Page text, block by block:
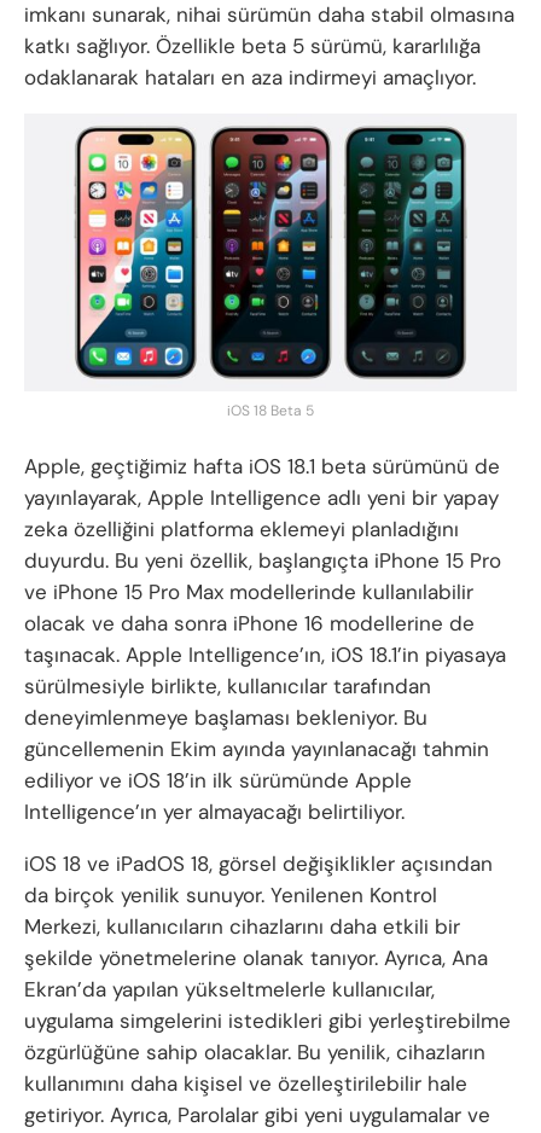
imkanı sunarak, nihai sürümün daha stabil olmasına
katkı sağlıyor. Özellikle beta 5 sürümü, kararlılığa
odaklanarak hataları en aza indirmeyi amaçlıyor.
iOS 18 Beta 5
Apple, geçtiğimiz hafta iOS 18.1 beta sürümünü de
yayınlayarak, Apple Intelligence adlı yeni bir yapay
zeka özelliğini platforma eklemeyi planladığını
duyurdu. Bu yeni özellik, başlangıçta iPhone 15 Pro
ve iPhone 15 Pro Max modellerinde kullanılabilir
olacak ve daha sonra iPhone 16 modellerine de
taşınacak. Apple Intelligence’ın, iOS 18.1’in piyasaya
sürülmesiyle birlikte, kullanıcılar tarafından
deneyimlenmeye başlaması bekleniyor. Bu
güncellemenin Ekim ayında yayınlanacağı tahmin
ediliyor ve iOS 18’in ilk sürümünde Apple
Intelligence’ın yer almayacağı belirtiliyor.
iOS 18 ve iPadOS 18, görsel değişiklikler açısından
da birçok yenilik sunuyor. Yenilenen Kontrol
Merkezi, kullanıcıların cihazlarını daha etkili bir
şekilde yönetmelerine olanak tanıyor. Ayrıca, Ana
Ekran’da yapılan yükseltmelerle kullanıcılar,
uygulama simgelerini istedikleri gibi yerleştirebilme
özgürlüğüne sahip olacaklar. Bu yenilik, cihazların
kullanımını daha kişisel ve özelleştirilebilir hale
getiriyor. Ayrıca, Parolalar gibi yeni uygulamalar ve